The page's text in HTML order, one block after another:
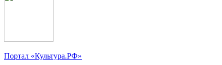
Портал «Культура.РФ»